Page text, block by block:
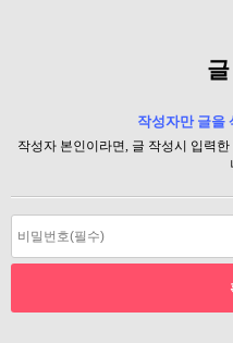
글
작성자만 글을
작성자 본인이라면, 글 작성시 입력